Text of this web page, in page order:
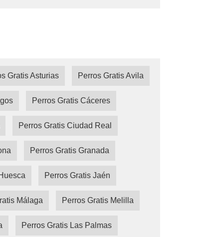
Gratis Asturias Perros Gratis Avila
Perros Gratis Cáceres
Perros Gratis Ciudad Real
Perros Gratis Granada
Perros Gratis Jaén
Málaga Perros Gratis Melilla
Perros Gratis Las Palmas